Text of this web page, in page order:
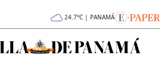
24.7°C | PANAMÁ